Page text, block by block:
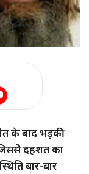
के बाद भड़की
दहशत का
बार-बार
a